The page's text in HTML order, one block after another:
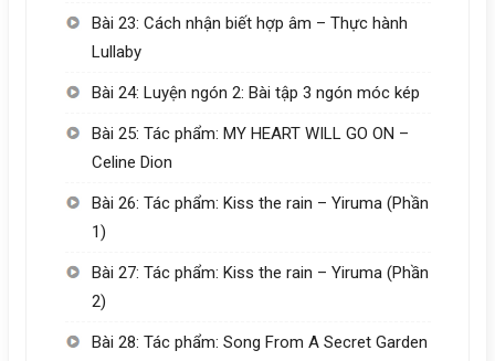
Bài 23: Cách nhận biết hợp âm – Thực hành
Lullaby
Bài 24: Luyện ngón 2: Bài tập 3 ngón móc kép
Bài 25: Tác phẩm: MY HEART WILL GO ON –
Celine Dion
Bài 26: Tác phẩm: Kiss the rain – Yiruma (Phần
1)
Bài 27: Tác phẩm: Kiss the rain – Yiruma (Phần
2)
Bài 28: Tác phẩm: Song From A Secret Garden